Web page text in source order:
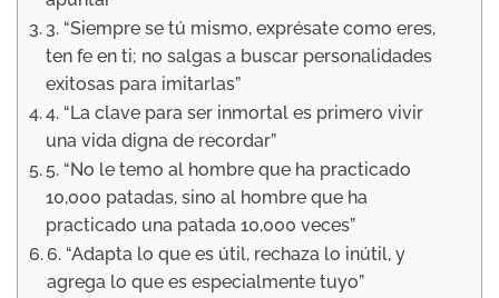
3. “Siempre se tú mismo, exprésate como eres,
ten fe en ti; no salgas a buscar personalidades
exitosas para imitarlas”
4. “La clave para ser inmortal es primero vivir
una vida digna de recordar”
5. “No le temo al hombre que ha practicado
10,000 patadas, sino al hombre que ha
practicado una patada 10,000 veces”
6. “Adapta lo que es útil, rechaza lo inútil, y
agrega lo que es especialmente tuyo”